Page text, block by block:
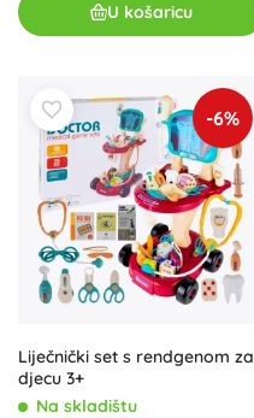
U košaricu
-6%
Liječnički set s rendgenom za
djecu 3+
Na skladištu